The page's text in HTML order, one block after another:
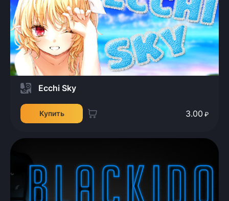
Ecchi Sky
Купить 3.00 ₽
Сумма к оплате (без скидок)
Руб.